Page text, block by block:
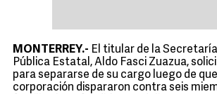
MONTERREY.- El titular de la
Pública Estatal, Aldo Fasci Zuazua,
para separarse de su cargo luego de
corporación dispararon contra seis